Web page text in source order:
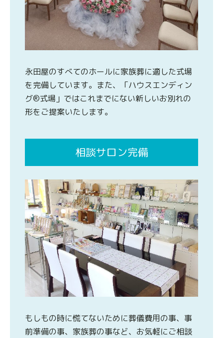
永田屋のすべてのホールに家族葬に適した式場
を完備しています。また、「ハウスエンディン
グ®式場」ではこれまでにない新しいお別れの
形をご提案いたします。
相談サロン完備
もしもの時に慌てないために葬儀費用の事、事
前準備の事、家族葬の事など、お気軽にご相談